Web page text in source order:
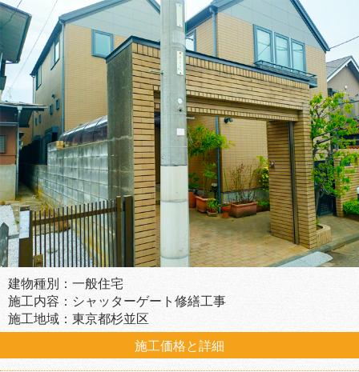
建物種別：一般住宅
施工内容：シャッターゲート修繕工事
施工地域：東京都杉並区
施工価格と詳細